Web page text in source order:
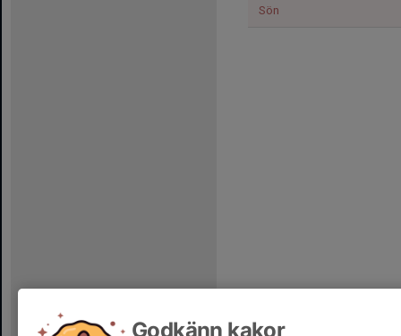
Sön
Godkänn kakor